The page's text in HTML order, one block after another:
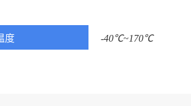
度 -40℃~170℃